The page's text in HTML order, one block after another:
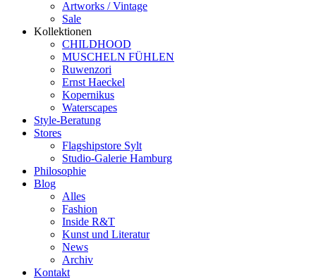
Artworks / Vintage
Sale
Kollektionen
CHILDHOOD
MUSCHELN FÜHLEN
Ruwenzori
Ernst Haeckel
Kopernikus
Waterscapes
Style-Beratung
Stores
Flagshipstore Sylt
Studio-Galerie Hamburg
Philosophie
Blog
Alles
Fashion
Inside R&T
Kunst und Literatur
News
Archiv
Kontakt